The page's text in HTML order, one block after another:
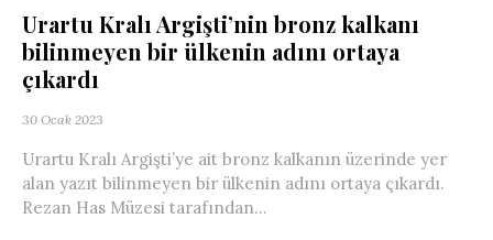
Urartu Kralı Argişti’nin bronz kalkanı
bilinmeyen bir ülkenin adını ortaya
çıkardı
30 Ocak 2023
Urartu Kralı Argişti’ye ait bronz kalkanın üzerinde yer
alan yazıt bilinmeyen bir ülkenin adını ortaya çıkardı.
Rezan Has Müzesi tarafından...